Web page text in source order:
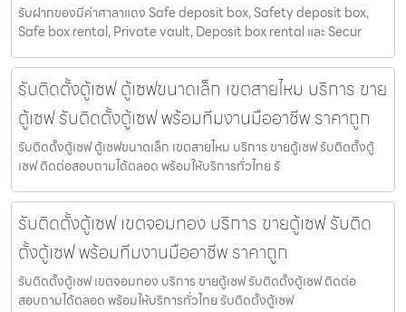
รับฝากของมีค่าศาลาแดง Safe deposit box, Safety deposit box,
Safe box rental, Private vault, Deposit box rental และ Secur
รับติดตั้งตู้เซฟ ตู้เซฟขนาดเล็ก เขตสายไหม บริการ ขาย
ตู้เซฟ รับติดตั้งตู้เซฟ พร้อมทีมงานมืออาชีพ ราคาถูก
รับติดตั้งตู้เซฟ ตู้เซฟขนาดเล็ก เขตสายไหม บริการ ขายตู้เซฟ รับติดตั้งตู้
เซฟ ติดต่อสอบถามได้ตลอด พร้อมให้บริการทั่วไทย รั
รับติดตั้งตู้เซฟ เขตจอมทอง บริการ ขายตู้เซฟ รับติด
ตั้งตู้เซฟ พร้อมทีมงานมืออาชีพ ราคาถูก
รับติดตั้งตู้เซฟ เขตจอมทอง บริการ ขายตู้เซฟ รับติดตั้งตู้เซฟ ติดต่อ
สอบถามได้ตลอด พร้อมให้บริการทั่วไทย รับติดตั้งตู้เซฟ